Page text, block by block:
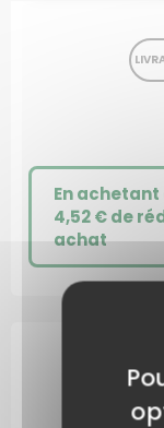
En
4,52 €de
achat